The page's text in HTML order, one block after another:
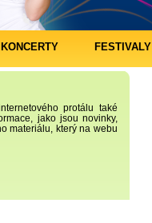
KONCERTY FESTIVALY
protálu také
jako jsou novinky,
materiálu, který na webu